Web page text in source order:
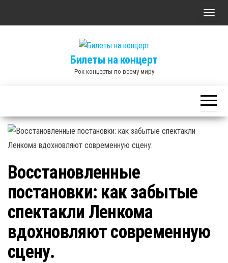
П
т
ь
н
Билеты на концерт
Рок-концерты по всему миру
Восстановленные
постановки: как забытые
спектакли Ленкома
вдохновляют современную
сцену.